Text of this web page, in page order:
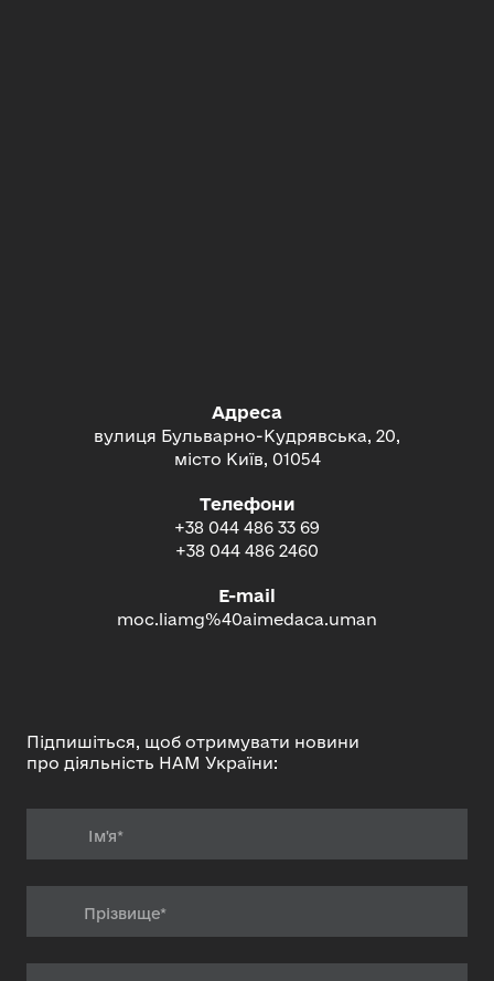
Адреса
вулиця Бульварно-Кудрявська, 20,
місто Київ, 01054
Телефони
+38 044 486 33 69
+38 044 486 2460
E-mail
moc.liamg%40aimedaca.uman
Підпишіться, щоб отримувати новини
про діяльність НАМ України: